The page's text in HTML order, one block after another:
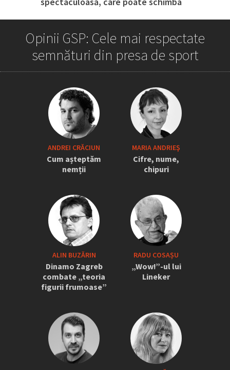
„Iordănescu a tras sforile să revină la
națională” » Pițurcă face dezvăluiri
tari: „Dacă știam că vine el...” +
Scena din avion: „Era transfigurat”
Opinii GSP: Cele mai respectate
semnături din presa de sport
ANDREI CRĂCIUN
Cum așteptăm
nemții
MARIA ANDRIEŞ
Cifre, nume,
chipuri
ALIN BUZĂRIN
Dinamo Zagreb
combate „teoria
figurii frumoase”
RADU COSAȘU
„Wow!”-ul lui
Lineker